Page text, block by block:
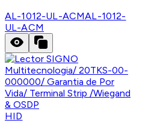
AL-1012-UL-ACMAL-1012-
UL-ACM
HID